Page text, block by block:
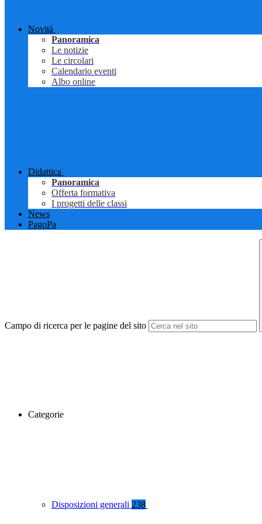
Novità
Panoramica
Le notizie
Le circolari
Calendario eventi
Albo online
Didattica
Panoramica
Offerta formativa
I progetti delle classi
News
PagoPa
Campo di ricerca per le pagine del sito
Categorie
Disposizioni generali 238